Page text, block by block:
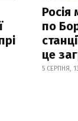
Росія
по
це
5 СЕРПНЯ,